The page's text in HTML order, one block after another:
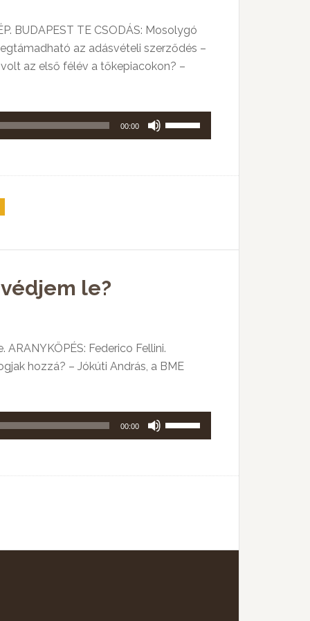
BUDAPEST TE CSODÁS: Mosolygó
az adásvételi szerződés –
volt az első félév a tőkepiacokon? –
00:00
hangerő
illetőleg
le?
Federico Fellini.
hozzá? – Jókúti András, a BME
00:00
hangerő
illetőleg